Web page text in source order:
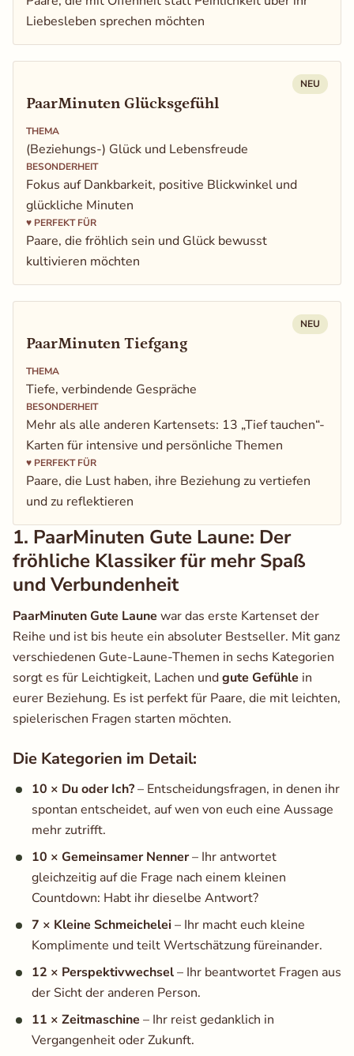
Liebesleben sprechen möchten
PaarMinuten Glücksgefühl
NEU
THEMA
(Beziehungs-) Glück und Lebensfreude
BESONDERHEIT
Fokus auf Dankbarkeit, positive Blickwinkel und
glückliche Minuten
♥ PERFEKT FÜR
Paare, die fröhlich sein und Glück bewusst
kultivieren möchten
PaarMinuten Tiefgang
NEU
THEMA
Tiefe, verbindende Gespräche
BESONDERHEIT
Mehr als alle anderen Kartensets: 13 „Tief tauchen“-
Karten für intensive und persönliche Themen
♥ PERFEKT FÜR
Paare, die Lust haben, ihre Beziehung zu vertiefen
und zu reflektieren
1. PaarMinuten Gute Laune: Der
fröhliche Klassiker für mehr Spaß
und Verbundenheit
PaarMinuten Gute Laune war das erste Kartenset der
Reihe und ist bis heute ein absoluter Bestseller. Mit ganz
verschiedenen Gute-Laune-Themen in sechs Kategorien
sorgt es für Leichtigkeit, Lachen undgute Gefühle in
eurer Beziehung. Es ist perfekt für Paare, die mit leichten,
spielerischen Fragen starten möchten.
Die Kategorien im Detail:
10 × Du oder Ich?– Entscheidungsfragen, in denen ihr
spontan entscheidet, auf wen von euch eine Aussage
mehr zutrifft.
10 × Gemeinsamer Nenner– Ihr antwortet
gleichzeitig auf die Frage nach einem kleinen
Countdown: Habt ihr dieselbe Antwort?
7 × Kleine Schmeichelei– Ihr macht euch kleine
Komplimente und teilt Wertschätzung füreinander.
12 × Perspektivwechsel– Ihr beantwortet Fragen aus
der Sicht der anderen Person.
11 × Zeitmaschine – Ihr reist gedanklich in
Vergangenheit oder Zukunft.